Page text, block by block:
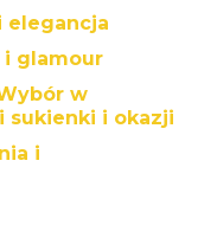
elegancja
i glamour
w
sukienki i okazji
i